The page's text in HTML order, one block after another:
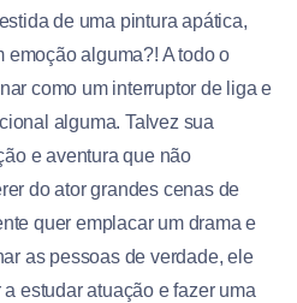
de uma pintura apática,
emoção alguma?! A todo o
como um interruptor de liga e
alguma. Talvez sua
e aventura que não
do ator grandes cenas de
quer emplacar um drama e
as pessoas de verdade, ele
estudar atuação e fazer uma